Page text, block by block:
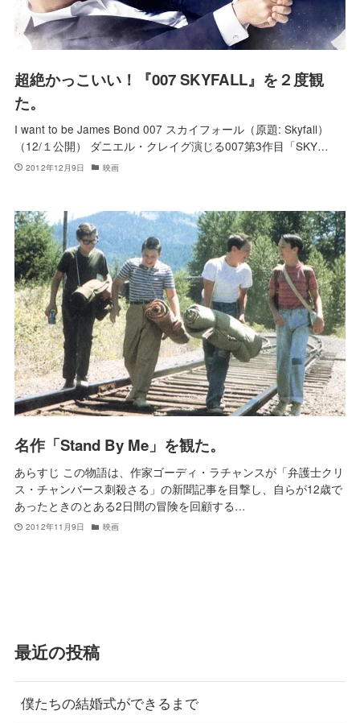
超絶かっこいい！『007 SKYFALL』を２度観
た。
I want to be James Bond 007 スカイフォール（原題: Skyfall）
（12/１公開） ダニエル・クレイグ演じる007第3作目「SKY…
2012年12月9日 映画
名作「Stand By Me」を観た。
あらすじ この物語は、作家ゴーディ・ラチャンスが「弁護士クリ
ス・チャンバース刺殺さる」の新聞記事を目撃し、自らが12歳で
あったときのとある2日間の冒険を回顧する…
2012年11月9日 映画
最近の投稿
僕たちの結婚式ができるまで